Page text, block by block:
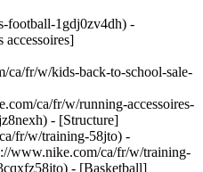
football-1gdj0zv4dh) -
ca/fr/w/kids-back-to-school-sale-
ca/fr/w/running-accessoires-
- [Structure]
fr/w/training-58jto) -
www.nike.com/ca/fr/w/training-
- [Basketball]